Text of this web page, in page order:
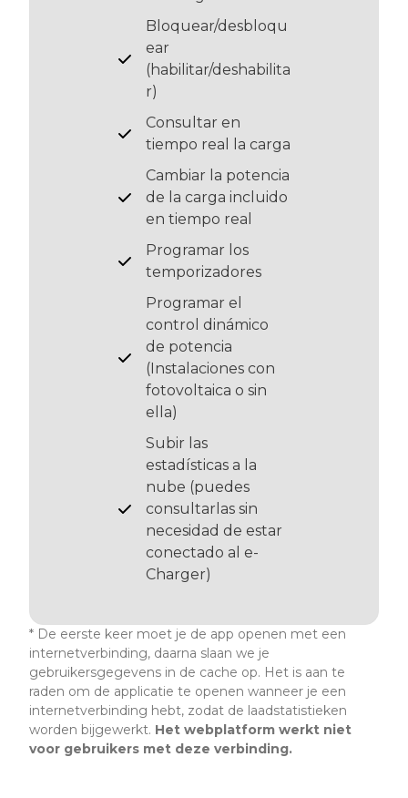
Bloquear/desbloqu
ear
(habilitar/deshabilita
r)
Consultar en
tiempo real la carga
Cambiar la potencia
de la carga incluido
en tiempo real
Programar los
temporizadores
Programar el
control dinámico
de potencia
(Instalaciones con
fotovoltaica o sin
ella)
Subir las
estadísticas a la
nube (puedes
consultarlas sin
necesidad de estar
conectado al e-
Charger)
* De eerste keer moet je de app openen met een
internetverbinding, daarna slaan we je
gebruikersgegevens in de cache op. Het is aan te
raden om de applicatie te openen wanneer je een
internetverbinding hebt, zodat de laadstatistieken
worden bijgewerkt. Het webplatform werkt niet
voor gebruikers met deze verbinding.